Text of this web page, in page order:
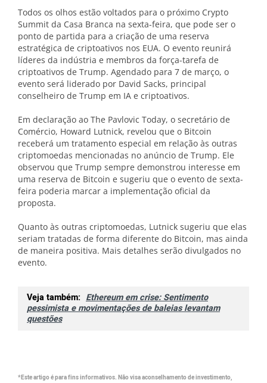
Todos os olhos estão voltados para o próximo Crypto
Summit da Casa Branca na sexta-feira, que pode ser o
ponto de partida para a criação de uma reserva
estratégica de criptoativos nos EUA. O evento reunirá
líderes da indústria e membros da força-tarefa de
criptoativos de Trump. Agendado para 7 de março, o
evento será liderado por David Sacks, principal
conselheiro de Trump em IA e criptoativos.
Em declaração ao The Pavlovic Today, o secretário de
Comércio, Howard Lutnick, revelou que o Bitcoin
receberá um tratamento especial em relação às outras
criptomoedas mencionadas no anúncio de Trump. Ele
observou que Trump sempre demonstrou interesse em
uma reserva de Bitcoin e sugeriu que o evento de sexta-
feira poderia marcar a implementação oficial da
proposta.
Quanto às outras criptomoedas, Lutnick sugeriu que elas
seriam tratadas de forma diferente do Bitcoin, mas ainda
de maneira positiva. Mais detalhes serão divulgados no
evento.
Veja também: Ethereum em crise: Sentimento
pessimista e movimentações de baleias levantam
questões
*Este artigo é para fins informativos. Não visa aconselhamento de investimento,